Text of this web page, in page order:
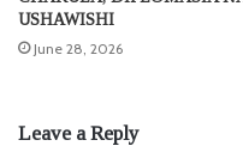
USHAWISHI
June 28, 2026
Leave a Reply